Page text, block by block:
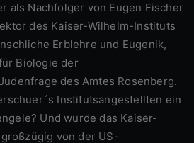
als Nachfolger von Eugen Fischer
des Kaiser-Wilhelm-Instituts
Erblehre und Eugenik,
Biologie der
des Amtes Rosenberg.
Institutsangestellten ein
Und wurde das Kaiser-
von der US-